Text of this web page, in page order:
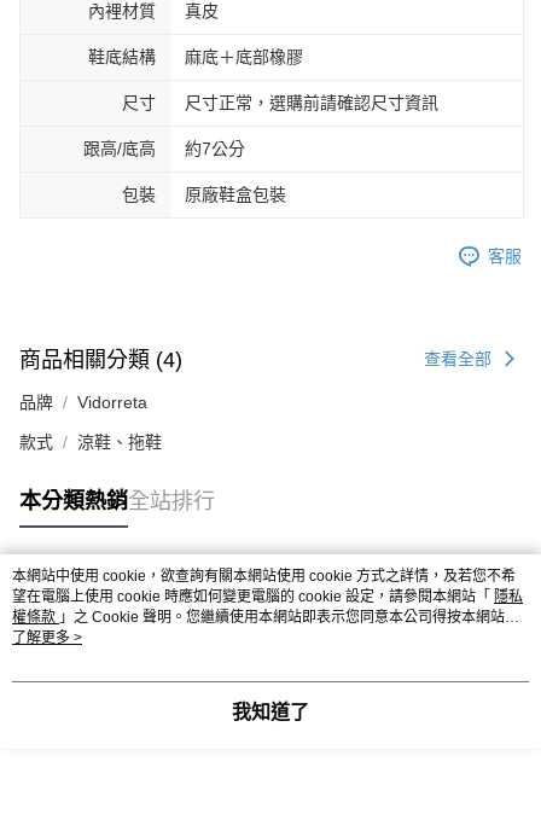
內裡材質 真皮
鞋底結構 麻底＋底部橡膠
尺寸 尺寸正常，選購前請確認尺寸資訊
跟高/底高 約7公分
包裝 原廠鞋盒包裝
客服
商品相關分類 (4) 查看全部
品牌 Vidorreta
款式 涼鞋、拖鞋
本分類熱銷全站排行
熱門標籤
本網站中使用 cookie，欲查詢有關本網站使用 cookie 方式之詳情，及若您不希
望在電腦上使用 cookie 時應如何變更電腦的 cookie 設定，請參閱本網站「 隱私
權條款 」之 Cookie 聲明。您繼續使用本網站即表示您同意本公司得按本網站使
用條款之 Cookie 聲明使用 cookie。
了解更多 >
我知道了